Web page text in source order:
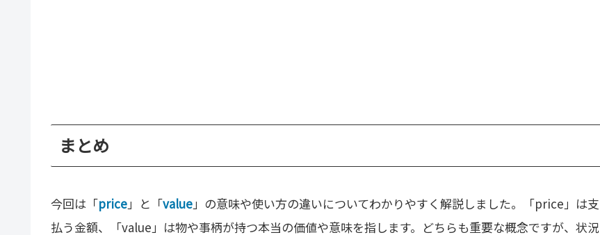
まとめ
今回は「price」と「value」の意味や使い方の違いについてわかりやすく解説しました。「price」は支
払う金額、「value」は物や事柄が持つ本当の価値や意味を指します。どちらも重要な概念ですが、状況